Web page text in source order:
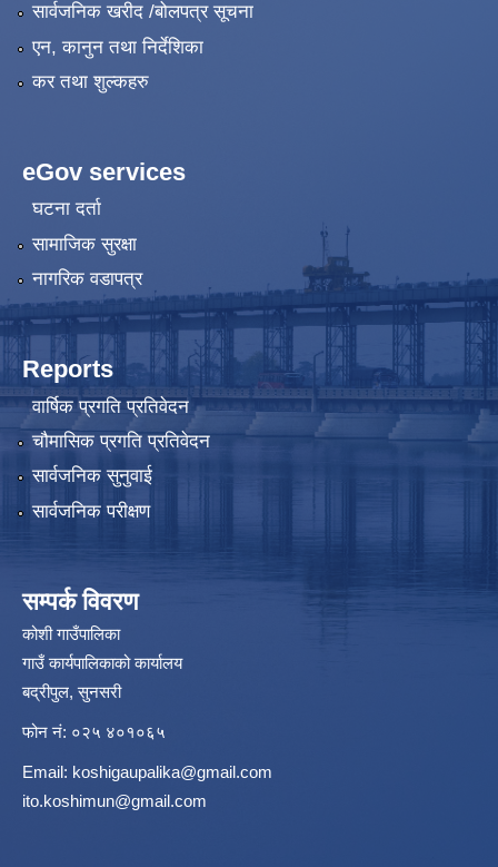
सार्वजनिक खरीद /बोलपत्र सूचना
एन, कानुन तथा निर्देशिका
कर तथा शुल्कहरु
eGov services
घटना दर्ता
सामाजिक सुरक्षा
नागरिक वडापत्र
Reports
वार्षिक प्रगति प्रतिवेदन
चौमासिक प्रगति प्रतिवेदन
सार्वजनिक सुनुवाई
सार्वजनिक परीक्षण
सम्पर्क विवरण
कोशी गाउँपालिका
गाउँ कार्यपालिकाको कार्यालय
बद्रीपुल, सुनसरी
फोन नं: ०२५ ४०१०६५
Email: koshigaupalika@gmail.com
ito.koshimun@gmail.com